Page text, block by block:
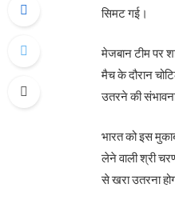
सिमट गई।
मेजबान टीम पर
मैच के दौरान
उतरने की
भारत को इस
लेने वाली श्री
से खरा उतरना